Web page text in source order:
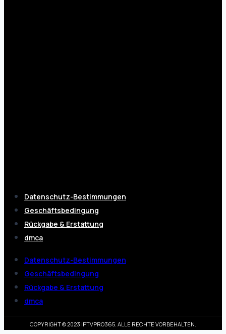
Datenschutz-Bestimmungen
Geschäftsbedingung
Rückgabe & Erstattung
dmca
Datenschutz-Bestimmungen
Geschäftsbedingung
Rückgabe & Erstattung
dmca
COPYRIGHT © 2023 IPTVPRO365. ALLE RECHTE VORBEHALTEN.